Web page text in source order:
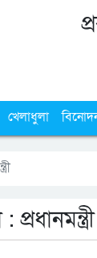
খেলাধুলা